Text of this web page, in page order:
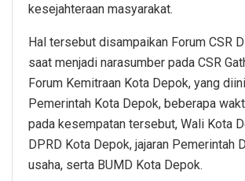
kesejahteraan masyarakat.
Hal tersebut disampaikan Forum CSR
saat menjadi narasumber pada CSR
Forum Kemitraan Kota Depok, yang
Pemerintah Kota Depok, beberapa
pada kesempatan tersebut, Wali Kota
DPRD Kota Depok, jajaran Pemerintah
usaha, serta BUMD Kota Depok.